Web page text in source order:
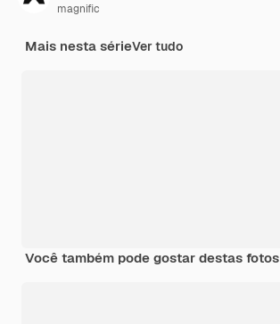
magnific
Mais nesta sérieVer tudo
Você também pode gostar destas fotos